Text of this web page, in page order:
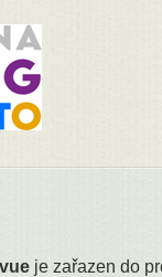
je zařazen do